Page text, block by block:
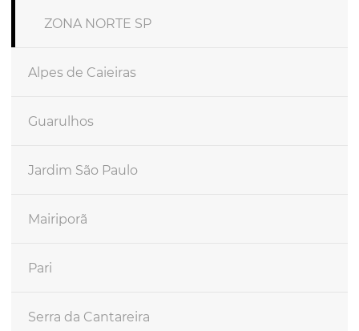
ZONA NORTE SP
Alpes de Caieiras
Guarulhos
Jardim São Paulo
Mairiporã
Pari
Serra da Cantareira